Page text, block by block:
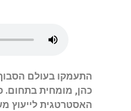
התעמקו בעולם
כהן, מומחית בתחום.
האסטרטגית לייעוץ